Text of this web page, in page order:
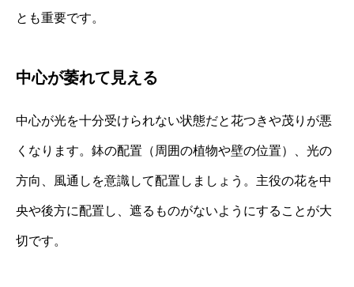
とも重要です。
中心が萎れて見える
中心が光を十分受けられない状態だと花つきや茂りが悪
くなります。鉢の配置（周囲の植物や壁の位置）、光の
方向、風通しを意識して配置しましょう。主役の花を中
央や後方に配置し、遮るものがないようにすることが大
切です。